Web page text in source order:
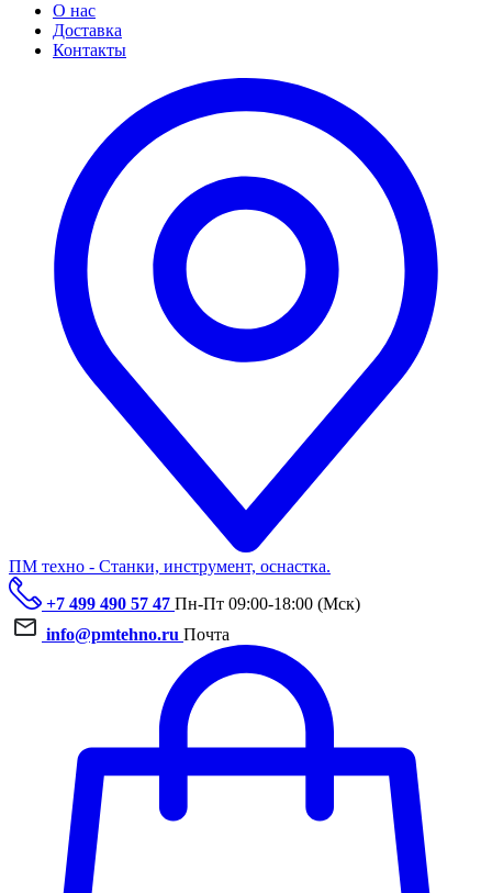
О нас
Доставка
Контакты
ПМ техно - Станки, инструмент, оснастка.
+7 499 490 57 47 Пн-Пт 09:00-18:00 (Мск)
info@pmtehno.ru Почта